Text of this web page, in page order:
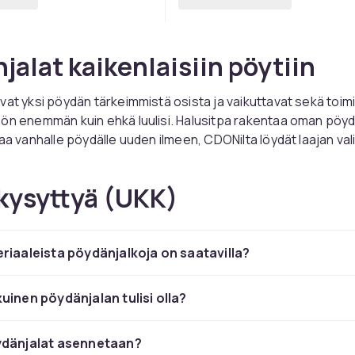
kaikenlaisiin pöytiin
yksi pöydän tärkeimmistä osista ja vaikuttavat sekä
enemmän kuin ehkä luulisi. Halusitpa rakentaa oman
vanhalle pöydälle uuden ilmeen, CDONilta löydät laajan
ja tyyli
joka sopii niin minimalistiseen keittiöön kuin luovaan
tai vaaleatekoisiin pöytätasoihin. Tammi-, pyökki- tai
on yleensä kestävämpi ja kestää päivittäistä käyttöä hyvin.
(UKK)
pöydänjalkoja on saatavilla?
pöydänjalan tulisi olla?
asennetaan?